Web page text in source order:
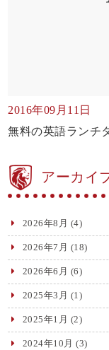
2016年09月11日
無料の英語ランチ
アーカイ
2026年8月 (4)
2026年7月 (18)
2026年6月 (6)
2025年3月 (1)
2025年1月 (2)
2024年10月 (3)